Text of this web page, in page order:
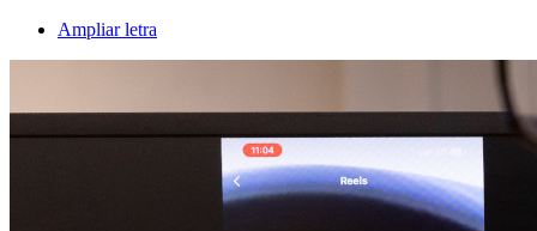
Ampliar letra